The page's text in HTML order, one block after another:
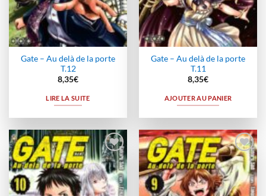
Gate – Au delà de la porte
T.12
8,35€
LIRE LA SUITE
Gate – Au delà de la porte
T.11
8,35€
AJOUTER AU PANIER
Ajouter
à la
wishlist
Ajouter
à la
wishlist